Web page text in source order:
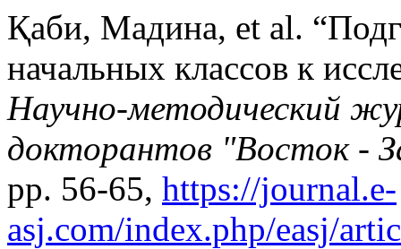
Қаби, Мадина, et al.
начальных классов к
Научно-методический
докторантов "Восток -
pp. 56-65, https://journal.e-
asj.com/index.php/easj/